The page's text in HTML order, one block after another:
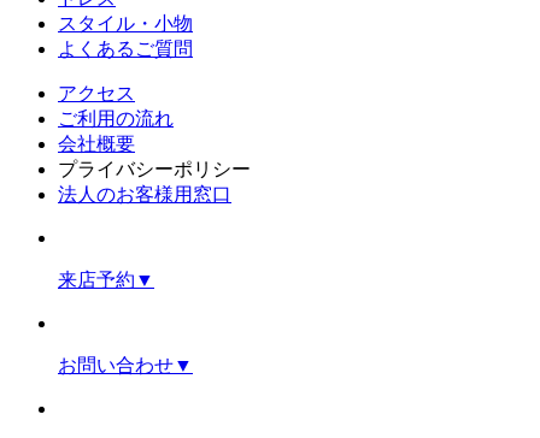
スタイル・小物
よくあるご質問
アクセス
ご利用の流れ
会社概要
プライバシーポリシー
法人のお客様用窓口
来店予約 ▼
お問い合わせ▼